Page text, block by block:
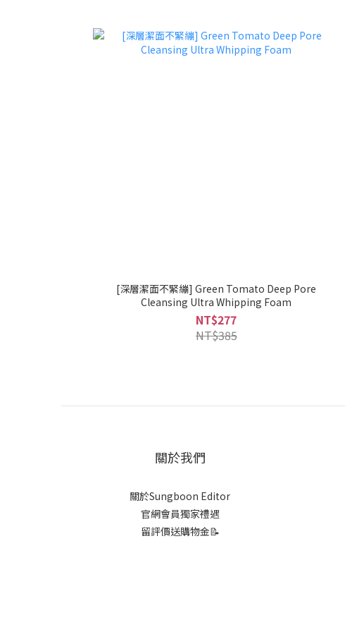
[深層潔面不緊繃] Green Tomato Deep Pore
Cleansing Ultra Whipping Foam
NT$277
NT$385
關於我們
關於Sungboon Editor
官網會員獨家禮遇
留評價送購物金📝